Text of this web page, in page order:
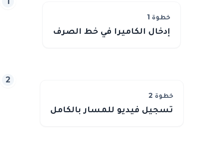
خطوة 1
إدخال الكاميرا في خط الصرف
خطوة 2
تسجيل فيديو للمسار بالكامل
2